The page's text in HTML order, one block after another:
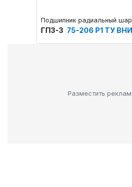
Подшипник радиальный
ГПЗ-3 75-206 Р1 ТУ
Разместить